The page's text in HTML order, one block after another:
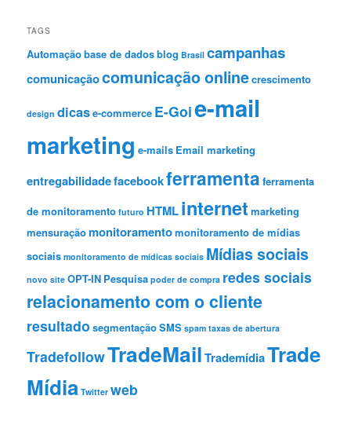
TAGS
Automaçãobase de dadosblog Brasil campanhas
comunicaçãocomunicação onlinecrescimento
design dicase-commerce E-Goie-mail
marketing e-mails Email marketing
entregabilidadefacebookferramenta ferramenta
de monitoramento futuro HTMLinternet marketing
mensuraçãomonitoramentomonitoramento de mídias
sociais monitoramento de mídicas sociais Mídias sociais
novo site OPT-IN Pesquisa poder de compra redes sociais
relacionamento com o cliente
resultado segmentaçãoSMS spam taxas de abertura
TradefollowTradeMailTrademídiaTrade
Mídia Twitter web